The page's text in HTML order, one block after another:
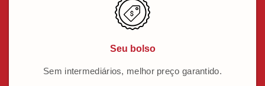
Seu bolso
Sem intermediários, melhor preço garantido.